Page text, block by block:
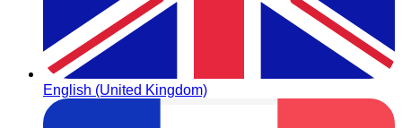
English (United Kingdom)